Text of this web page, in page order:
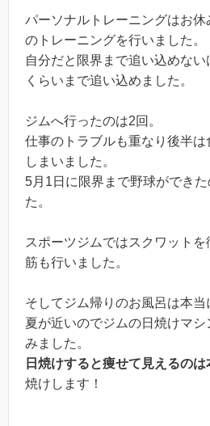
パーソナルトレーニングはお
のトレーニングを行いました。
自分だと限界まで追い込めな
くらいまで追い込めました。
ジムへ行ったのは2回。
仕事のトラブルも重なり後半
しまいました。
5月1日に限界まで野球ができ
た。
スポーツジムではスクワット
筋も行いました。
そしてジム帰りのお風呂は本当
夏が近いのでジムの日焼けマ
みました。
日焼けすると痩せて見えるのは
焼けします！